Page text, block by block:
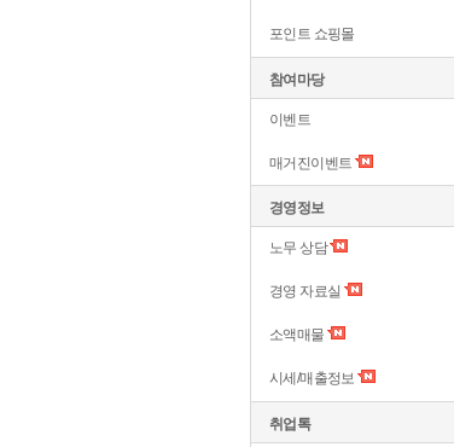
포인트 쇼핑몰
참여마당
이벤트
매거진이벤트
경영정보
노무 상담
경영 자료실
소액매물
시세/매출정보
취업톡